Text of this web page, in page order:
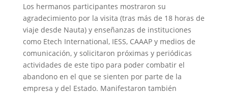
Los hermanos participantes mostraron su
agradecimiento por la visita (tras más de 18 horas de
viaje desde Nauta) y enseñanzas de instituciones
como Etech International, IESS, CAAAP y medios de
comunicación, y solicitaron próximas y periódicas
actividades de este tipo para poder combatir el
abandono en el que se sienten por parte de la
empresa y del Estado. Manifestaron también